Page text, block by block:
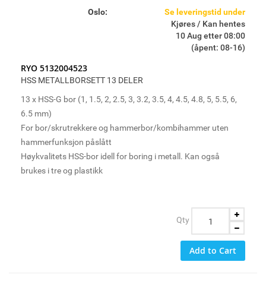
Oslo:
Se leveringstid under
Kjøres / Kan hentes
10 Aug etter 08:00
(åpent: 08-16)
RYO 5132004523
HSS METALLBORSETT 13 DELER
13 x HSS-G bor (1, 1.5, 2, 2.5, 3, 3.2, 3.5, 4, 4.5, 4.8, 5, 5.5, 6,
6.5 mm)
For bor/skrutrekkere og hammerbor/kombihammer uten
hammerfunksjon påslått
Høykvalitets HSS-bor idell for boring i metall. Kan også
brukes i tre og plastikk
Qty
Add to Cart